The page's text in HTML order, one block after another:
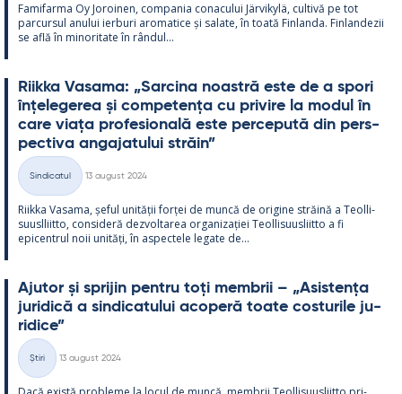
Fa­mi­farma Oy Jo­roi­nen, com­pa­nia co­nacu­lui Jär­vi­kylä, cul­tivă pe tot
parcur­sul anu­lui ier­buri aro­ma­tice și sa­late, în toată Fin­landa. Fin­lan­dezii
se află în mi­no­ri­tate în rân­dul...
Riikka Va­sama: „Sarcina noa­stră este de a spori
înțe­le­ge­rea și com­pe­tența cu pri­vire la mo­dul în
care viața pro­fe­sio­nală este perce­pută din pers­
pec­tiva an­ga­ja­tu­lui străin”
Categorii
Sindicatul
13 august 2024
Riikka Va­sama, șe­ful unității forței de muncă de ori­gine străină a Teol­li­
suusl­liitto, con­si­deră dez­vol­ta­rea or­ga­nizației Teol­li­suus­liitto a fi
epicent­rul noii unități, în as­pec­tele le­gate de...
Aju­tor și spri­jin pentru toți mem­brii – „Asis­tența
ju­ri­dică a sin­dica­tu­lui aco­peră toate cos­tu­rile ju­
ri­dice”
Categorii
Știri
13 august 2024